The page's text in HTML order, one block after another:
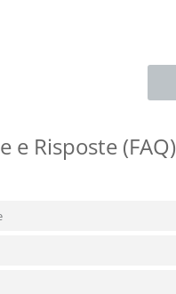
e Risposte (FAQ)